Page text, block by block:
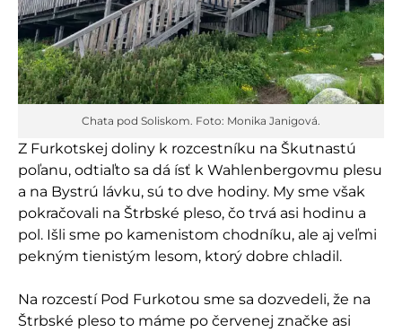
Chata pod Soliskom. Foto: Monika Janigová.
Z Furkotskej doliny k rozcestníku na Škutnastú
poľanu, odtiaľto sa dá ísť k Wahlenbergovmu plesu
a na Bystrú lávku, sú to dve hodiny. My sme však
pokračovali na Štrbské pleso, čo trvá asi hodinu a
pol. Išli sme po kamenistom chodníku, ale aj veľmi
pekným tienistým lesom, ktorý dobre chladil.
Na rozcestí Pod Furkotou sme sa dozvedeli, že na
Štrbské pleso to máme po červenej značke asi